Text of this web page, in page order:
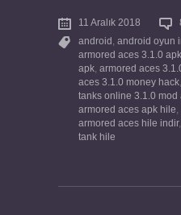
11 Aralık 2018
android , android oyun
armored aces 3.1.0
apk, armored aces
aces 3.1.0 money hack,
tanks online 3.1.0 mod
armored aces apk hile,
armored aces hile indir,
tank hile